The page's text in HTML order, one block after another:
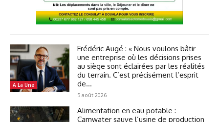
A La Une
Frédéric Augé : « Nous voulons bâtir
une entreprise où les décisions prises
au siège sont éclairées par les réalités
du terrain. C’est précisément l’esprit
de...
5 août 2026
Alimentation en eau potable :
Camwater sauve l’usine de production